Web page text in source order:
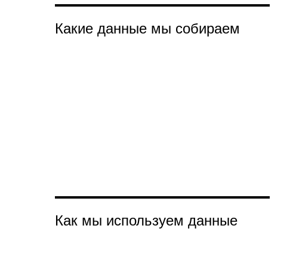
Какие данные мы собираем
Как мы используем данные